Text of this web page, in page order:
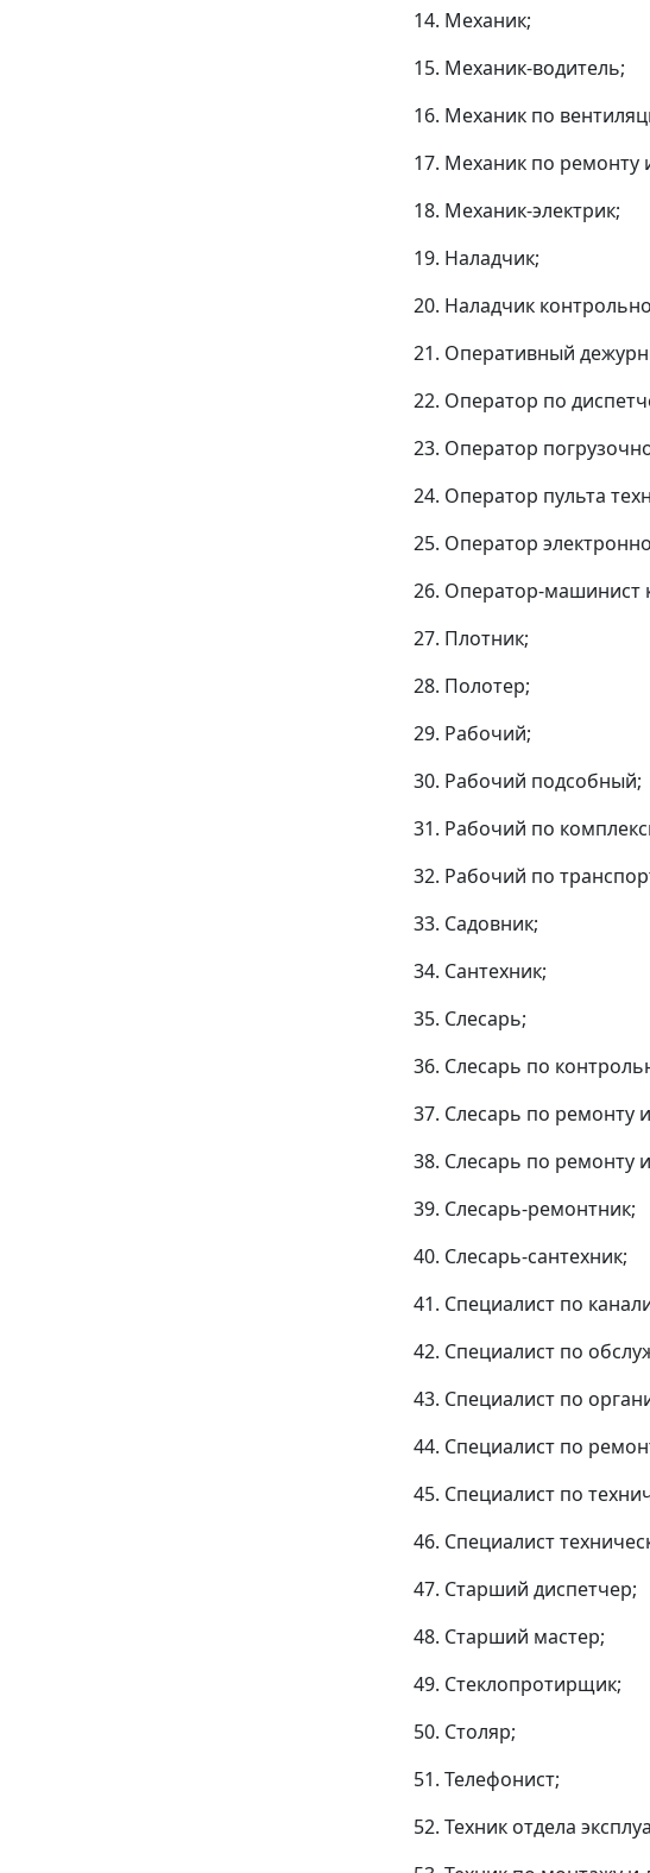
14. Механик;
15. Механик-водитель;
16. Механик по
17. Механик по ремонту
18. Механик-электрик;
19. Наладчик;
20. Наладчик
21. Оперативный
22. Оператор по
23. Оператор
24. Оператор пульта
25. Оператор
26. Оператор-машинист
27. Плотник;
28. Полотер;
29. Рабочий;
30. Рабочий подсобный;
31. Рабочий по
32. Рабочий по
33. Садовник;
34. Сантехник;
35. Слесарь;
36. Слесарь по
37. Слесарь по ремонту
38. Слесарь по ремонту
39. Слесарь-ремонтник;
40. Слесарь-сантехник;
41. Специалист по
42. Специалист по
43. Специалист по
44. Специалист по
45. Специалист по
46. Специалист
47. Старший диспетчер;
48. Старший мастер;
49. Стеклопротирщик;
50. Столяр;
51. Телефонист;
52. Техник отдела